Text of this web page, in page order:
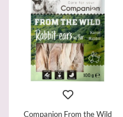
Companion From the Wild